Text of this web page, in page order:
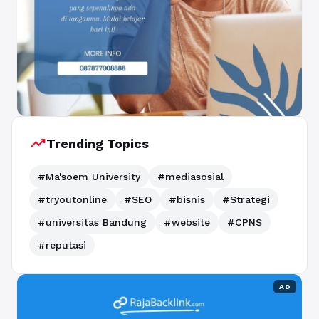
trending_upTrending Topics
#Ma'soem University
#mediasosial
#tryoutonline
#SEO #bisnis
#Strategi
#universitas Bandung
#website
#CPNS
#reputasi
AD